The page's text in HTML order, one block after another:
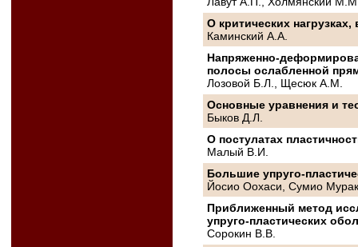
О критических
Каминский A.А.
Напряженно-
полосы ослабленной
Лозовой Б.Л., Щесюк А.М.
Основные уравнения и
Быков Д.Л.
О постулатах
Малый B.И.
Большие упруго-
Йосио Оохаси, Сумио
Приближенный метод
упруго-пластических
Сорокин В.В.